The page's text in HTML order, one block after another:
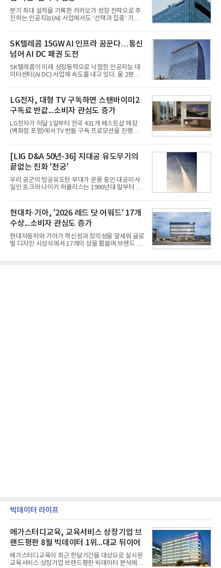
분기 최대 실적을 기록한 카카오가 성장 전략으로 추
진하는 인공지능(AI) 사업에서도 ‘선택과 집중’ 기조
라 투자에 나서는 것과 달리, 카카오는 ‘카카오톡’이
라는 플랫폼 경쟁력을 활용한 AI 에이전트 서비스에
집중하는 전략이다. 과거 무리한 사업 확장 과정에서
겪었던 시행착오를 되풀이하지 않고 핵심 역량에 집
중하겠다는 취지로 풀이된다.7일 업계에 따르면 카카
오는 올해 2분기 연결 기준 매출 2조985억원, 영업이
익 2770억원을 기록했다. 전년 동기 대비 매출과 영업
은 4884억
SK텔레콤 15GW AI 인프라 꿈꾼다…통신
넘어 AI DC 패권 도전
SK텔레콤이 미래 성장동력으로 낙점한 인공지능 데
이터센터(AI DC) 사업에 속도를 내고 있다. 올 2분기
는 2035년까지 총 15GW(기가와트) 규모의 AI DC를
구축하겠다는 대형 청사진을 제시하면서다. 이에 따
라 경쟁 구도 역시 이동통신사인 KT, LG유플러스를
넘어 네이버, 삼성SDS 등 IT 인프라 기업으로 확장되
고 있다.7일 SK텔레콤에 따르면 회사는 올해 2분기
연결 기준 매출 4조 3591억원, 영업이익 5660억원을
기록했다. 매출은 전년 동기 대비 0.5%, 영업이익은
따른 기저효과가 실
LG전자, 대형 TV 구독하면 스탠바이미2
구독료 반값...소비자 관심도 증가
LG전자가 이달 1일부터 전국 431개 베스트샵 매장
(백화점 포함)에서 TV 번들 구독 프로모션을 진행하고
인해주는 프로모션이다.대상 제품은 65·77·83형 올
레드, 75·86·100형 마이크로 RGB, 75·86형 미니
RGB 등 거실용 TV로 인기가 높은 베스트셀러 TV 20
개 모델이며, 동시 구독 계약 시 스탠바이미2(모델명
27LX6TPGA) 구독료를 50% 할인 받을 수 있다. 프로
모션 대상 모델과 혜택, 구독료 등 프로모션 세부 사항
은 베스트샵 판매 매니저에게 문의하면 자세히 안내
등으로 이전
[LIG D&A 50년-36] 지대공 유도무기의
끝없는 진화 '천궁'
우리 공군의 방공유도탄 부대가 운용 중인 대공미사
일인 호크와 나이키 허큘리스는 1990년대 말부터 성
기존 미사일체계를 대체할 중고도 및 중거리 대공미
사일을 개발하기로 결정했다.처음 KM-SAM 사업으로
불린 이 사업의 명칭은 호크(Iron Hawk, 철매)를 대체
한다는 의미에서 ‘철매Ⅱ’ 로 정해졌다. 철매Ⅱ 개발
사업은 미사일체계 완성 후인 2011년 ‘천궁(天弓)’으
로 다시 장비명이 바뀌었다. 17개 업체와 관련 기관이
참여한 가운데 LIG 넥스원은 탐색 개발에서 체계개발
현대차·기아, '2026 레드 닷 어워드' 17개
수상...소비자 관심도 증가
현대자동차와 기아가 혁신성과 창의성을 앞세워 글로
벌 디자인 시상식에서 17개의 상을 휩쓸며 브랜드 경
빅데이터 라이프
메가스터디교육, 교육서비스 상장기업 브
랜드평판 8월 빅데이터 1위...대교 뒤이어
메가스터디교육이 최근 한달기간을 대상으로 실시된
교육서비스 상장기업 브랜드평판 빅데이터 분석에서